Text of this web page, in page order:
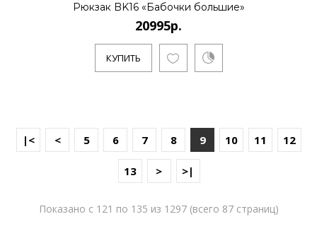
Рюкзак BK16 «Бабочки большие»
20995р.
КУПИТЬ
|< < 5 6 7 8 9 10 11 12
13 > >|
Показано с 121 по 135 из 1297 (всего 87 страниц)